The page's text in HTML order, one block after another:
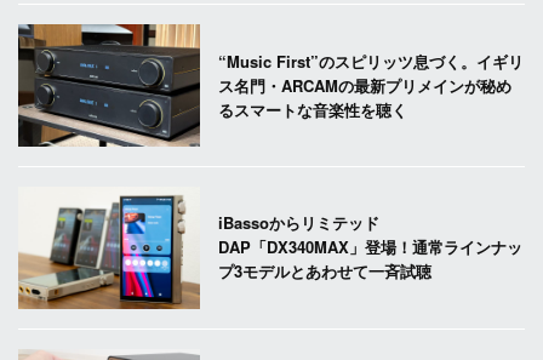
“Music First”のスピリッツ息づく。イギリ
ス名門・ARCAMの最新プリメインが秘め
るスマートな音楽性を聴く
iBassoからリミテッド
DAP「DX340MAX」登場！通常ラインナッ
プ3モデルとあわせて一斉試聴